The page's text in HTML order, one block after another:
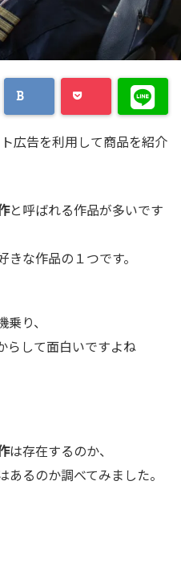
広告を利用して商品を紹介
と呼ばれる作品が多いです
きな作品の１つです。
乗り、
らして面白いですよね
は存在するのか、
あるのか調べてみました。